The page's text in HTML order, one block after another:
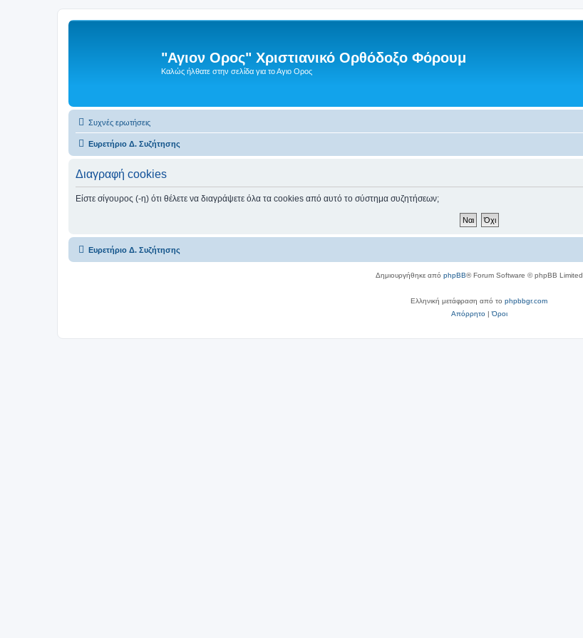
"Αγιον Ορος" Χριστιανικό Ορθόδοξο Φόρουμ
Καλώς ήλθατε στην σελίδα για το Αγιο Ορος
Συχνές ερωτήσεις
Ευρετήριο Δ. Συζήτησης
Διαγραφή cookies
Είστε σίγουρος (-η) ότι θέλετε να διαγράψετε όλα τα cookies από αυτό το σύστημα συζητήσεων;
Ευρετήριο Δ. Συζήτησης
Δημιουργήθηκε από phpBB® Forum Software © phpBB Limited
Ελληνική μετάφραση από το phpbbgr.com
Απόρρητο|Όροι